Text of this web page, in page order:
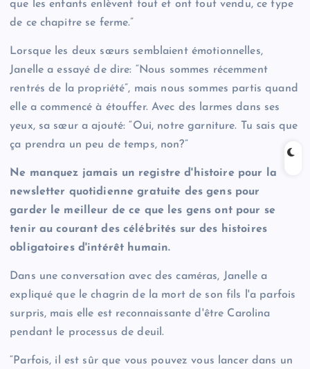
que les enfants enlèvent tout et ont tout vendu, ce type
de ce chapitre se ferme.”
Lorsque les deux sœurs semblaient émotionnelles,
Janelle a essayé de dire: “Nous sommes récemment
rentrés de la propriété”, mais nous sommes partis quand
elle a commencé à étouffer. Avec des larmes dans ses
yeux, sa sœur a ajouté: “Oui, notre garniture. Tu sais que
ça prendra un peu de temps, non?”
Ne manquez jamais un registre d'histoire pour la
newsletter quotidienne gratuite des gens pour
garder le meilleur de ce que les gens ont pour se
tenir au courant des célébrités sur des histoires
obligatoires d'intérêt humain.
Dans une conversation avec des caméras, Janelle a
expliqué que le chagrin de la mort de son fils l'a parfois
surpris, mais elle est reconnaissante d'être Carolina
pendant le processus de deuil.
“Parfois, il est sûr que vous pouvez vous lancer dans un